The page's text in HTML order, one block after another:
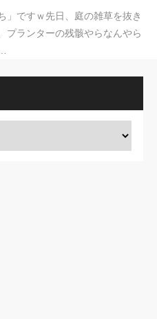
」ですｗ先日、庭の雑草を抜き
プランターの残骸やらなんやら